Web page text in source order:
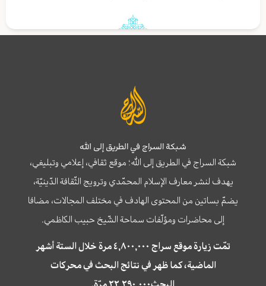
شبكة السراج في الطريق إلى الله
شبكة السراج في الطريق إلى الله؛ موقع ثقافي، إعلامي وتبليغي،
يهدف لنشر معارف الإسلام المحمّدي وترويج الثّقافة الدّينيّة،
يضمّ بساتين من المحتوى الهادف في مختلف المجالات، مضافا
إلى محاضرات ومؤلّفات سماحة الشّيخ حبيب الكاظمي.
تمّت زيارة موقع سراج ٤,٨٠٠,٠٠٠ مرة خلال الستة أشهر
الماضية، كما ظهر في نتائج البحث في محركات